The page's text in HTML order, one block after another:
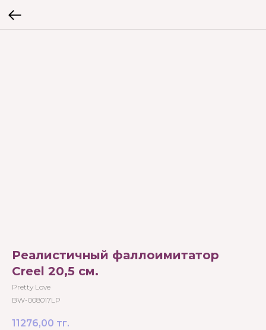
Реалистичный фаллоимитатор
Creel 20,5 см.
Pretty Love
BW-008017LP
11276,00 тг.